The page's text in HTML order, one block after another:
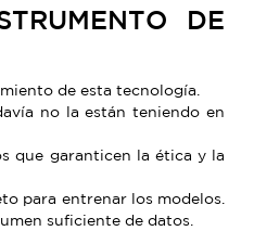
DE
de esta tecnología.
no la están teniendo en
que garanticen la ética y la
para entrenar los modelos.
suficiente de datos.